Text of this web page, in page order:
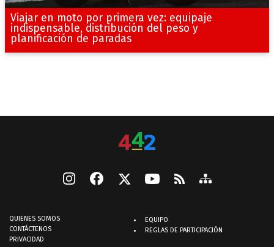
Viajar en moto por primera vez: equipaje
indispensable, distribución del peso y
planificación de paradas
QUIENES SOMOS
CONTÁCTENOS
PRIVACIDAD
EQUIPO
REGLAS DE PARTICIPACIÓN